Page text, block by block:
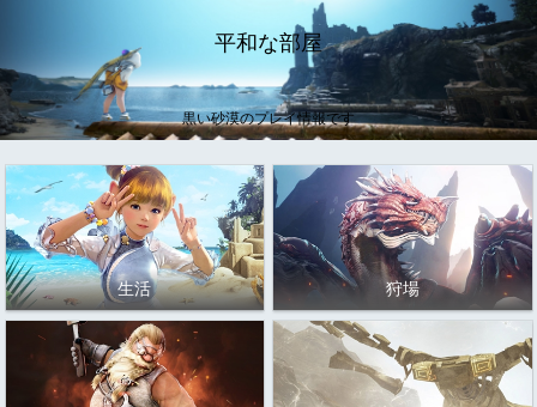
平和な部屋
黒い砂漠のプレイ情報です
生活 狩場